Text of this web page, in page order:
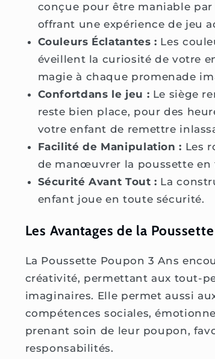
conçue pour être maniable
offrant une expérience de jeu
Couleurs Éclatantes : Les
éveillent la curiosité de votre
magie à chaque promenade
Confortdans le jeu : Le siège
reste bien place, pour des
votre enfant de remettre
Facilité de Manipulation : Les
de manœuvrer la poussette
Sécurité Avant Tout : La
enfant joue en toute sécurité.
Les Avantages de la
La Poussette Poupon 3 Ans
créativité, permettant aux tout-
imaginaires. Elle permet aussi
compétences sociales,
prenant soin de leur poupon,
responsabilités.